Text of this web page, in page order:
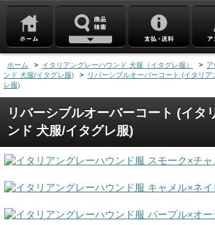
ホーム > イタリアングレーハウンド 犬服（イタグレ服） >
ンド 犬服/イタグレ服)
>
リバーシブルオーバーコート (イタリ
レ服)
リバーシブルオーバーコート (イタ
ンド 犬服/イタグレ服)